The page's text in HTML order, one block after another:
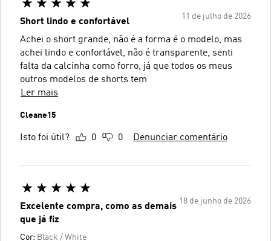
11 de julho de 2026
Short lindo e confortável
Achei o short grande, não é a forma é o modelo, mas
achei lindo e confortável, não é transparente, senti
falta da calcinha como forro, já que todos os meus
outros modelos de shorts tem
Ler mais
Cleane15
Isto foi útil? 0 0 Denunciar comentário
18 de junho de 2026
Excelente compra, como as demais
que já fiz
Cor: Black / White